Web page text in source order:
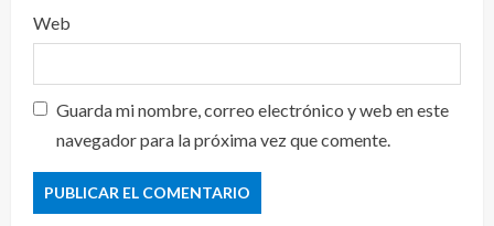
Web
Guarda mi nombre, correo electrónico y web en este
navegador para la próxima vez que comente.